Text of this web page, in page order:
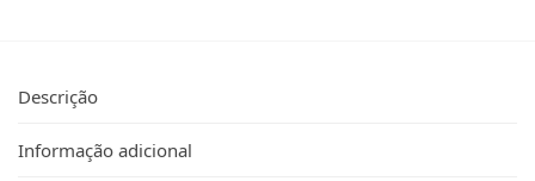
Descrição
Informação adicional